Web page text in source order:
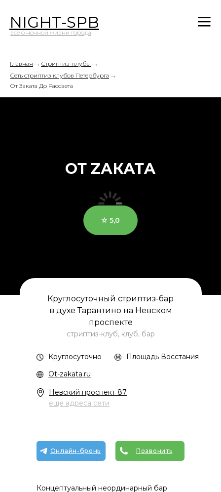
NIGHT-SPB
все о ночной жизни города
Главная → Стриптиз-клубы →
Сеть стриптиз клубов Петербурга →
От Заката До Рассвета
ОТ ZАКАТA
☆ 5,0
еще адреса сети
Круглосуточный стриптиз-бар
в духе Тарантино на Невском
проспекте
стриптиз-клуб, клуб, бар
Круглосуточно
Невский проспект 87
Ot-zakata.ru
Площадь Восстания
Позвонить
Онлайн-бронь
Концептуальный неординарный бар